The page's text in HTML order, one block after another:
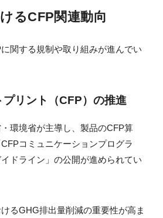
るCFP関連動向
関する規制や取り組みが進んでい
リント（CFP）の推進
環境省が主導し、製品のCFP算
コミュニケーションプログラ
ドライン」の公開が進められてい
るGHG排出量削減の重要性が高ま